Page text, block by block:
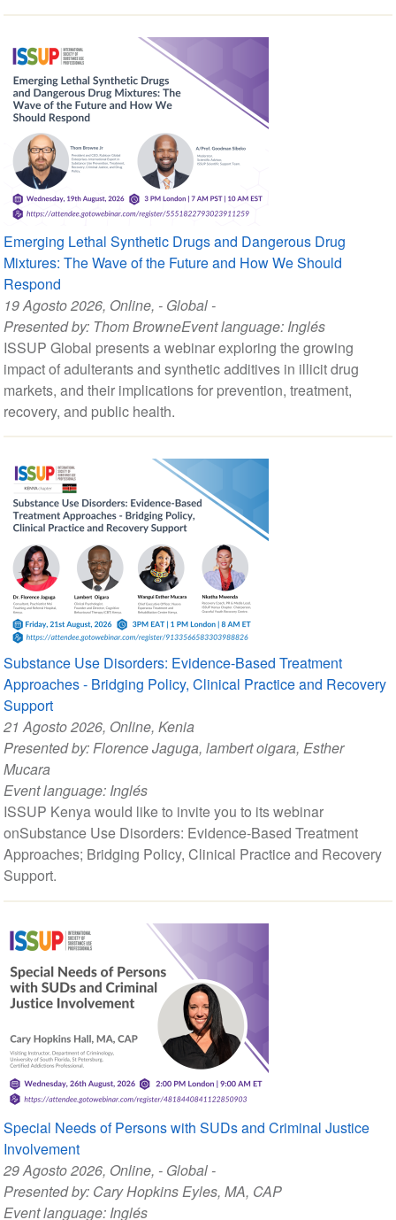
Emerging Lethal Synthetic Drugs and Dangerous Drug
Mixtures: The Wave of the Future and How We Should
Respond
19 Agosto 2026, Online, - Global -
Presented by: Thom BrowneEvent language: Inglés
ISSUP Global presents a webinar exploring the growing
impact of adulterants and synthetic additives in illicit drug
markets, and their implications for prevention, treatment,
recovery, and public health.
Substance Use Disorders: Evidence-Based Treatment
Approaches - Bridging Policy, Clinical Practice and Recovery
Support
21 Agosto 2026, Online, Kenia
Presented by:Florence Jaguga, lambert oigara, Esther
Mucara
Event language: Inglés
ISSUP Kenya would like to invite you to its webinar
onSubstance Use Disorders: Evidence-Based Treatment
Approaches; Bridging Policy, Clinical Practice and Recovery
Support.
Special Needs of Persons with SUDs and Criminal Justice
Involvement
29 Agosto 2026, Online, - Global -
Presented by: Cary Hopkins Eyles, MA, CAP
Event language: Inglés